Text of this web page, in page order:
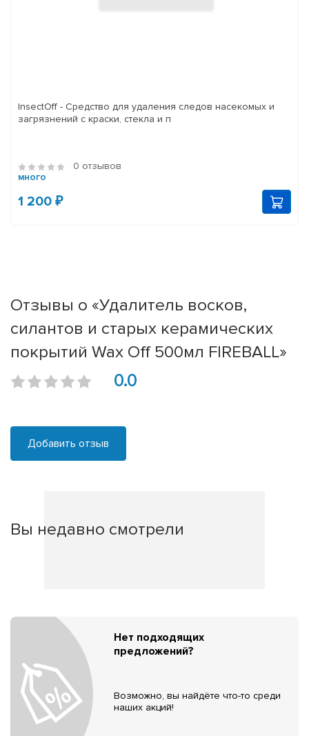
InsectOff - Средство для удаления следов насекомых и
загрязнений с краски, стекла и п
0 отзывов
много
1 200 ₽
Отзывы о «Удалитель восков,
силантов и старых керамических
покрытий Wax Off 500мл FIREBALL»
0.0
Добавить отзыв
Вы недавно смотрели
Нет подходящих
предложений?
Возможно, вы найдёте что-то среди
наших акций!